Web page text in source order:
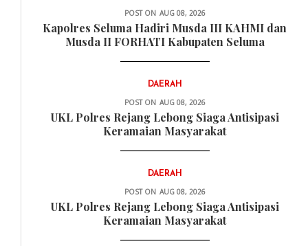
POST ON AUG 08, 2026
Kapolres Seluma Hadiri Musda III KAHMI dan
Musda II FORHATI Kabupaten Seluma
DAERAH
POST ON AUG 08, 2026
UKL Polres Rejang Lebong Siaga Antisipasi
Keramaian Masyarakat
DAERAH
POST ON AUG 08, 2026
UKL Polres Rejang Lebong Siaga Antisipasi
Keramaian Masyarakat